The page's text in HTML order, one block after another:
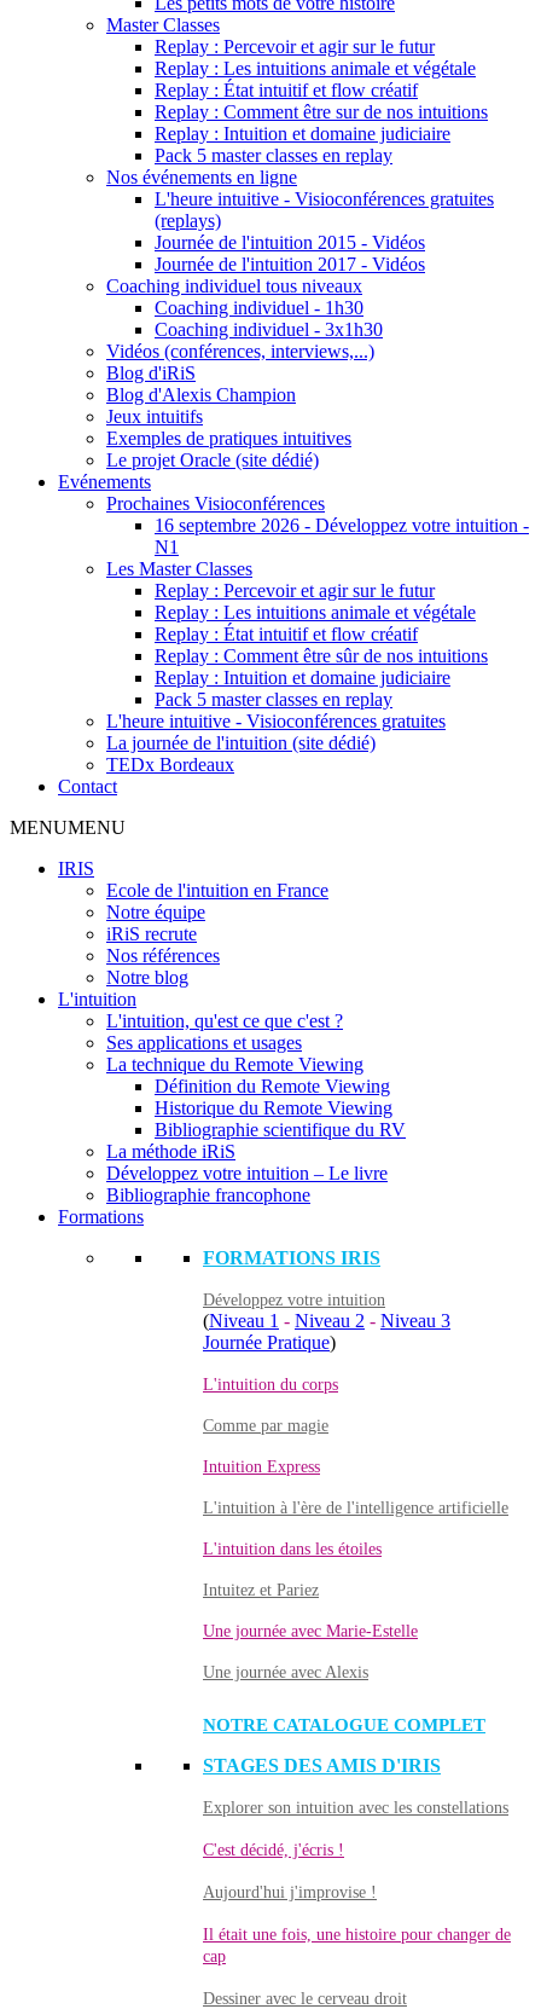
Master Classes
Replay : Percevoir et agir sur le futur
Replay : Les intuitions animale et végétale
Replay : État intuitif et flow créatif
Replay : Comment être sur de nos intuitions
Replay : Intuition et domaine judiciaire
Pack 5 master classes en replay
Nos événements en ligne
L'heure intuitive - Visioconférences gratuites
(replays)
Journée de l'intuition 2015 - Vidéos
Journée de l'intuition 2017 - Vidéos
Coaching individuel tous niveaux
Coaching individuel - 1h30
Coaching individuel - 3x1h30
Vidéos (conférences, interviews,...)
Blog d'iRiS
Blog d'Alexis Champion
Jeux intuitifs
Exemples de pratiques intuitives
Le projet Oracle (site dédié)
Evénements
Prochaines Visioconférences
16 septembre 2026 - Développez votre intuition -
N1
Les Master Classes
Replay : Percevoir et agir sur le futur
Replay : Les intuitions animale et végétale
Replay : État intuitif et flow créatif
Replay : Comment être sûr de nos intuitions
Replay : Intuition et domaine judiciaire
Pack 5 master classes en replay
L'heure intuitive - Visioconférences gratuites
La journée de l'intuition (site dédié)
TEDx Bordeaux
Contact
MENUMENU
IRIS
Ecole de l'intuition en France
Notre équipe
iRiS recrute
Nos références
Notre blog
L'intuition
L'intuition, qu'est ce que c'est ?
Ses applications et usages
La technique du Remote Viewing
Définition du Remote Viewing
Historique du Remote Viewing
Bibliographie scientifique du RV
La méthode iRiS
Développez votre intuition – Le livre
Bibliographie francophone
Formations
FORMATIONS IRIS
Développez votre intuition
(Niveau 1 - Niveau 2 - Niveau 3
Journée Pratique)
L'intuition du corps
Comme par magie
Intuition Express
L'intuition à l'ère de l'intelligence artificielle
L'intuition dans les étoiles
Intuitez et Pariez
Une journée avec Marie-Estelle
Une journée avec Alexis
NOTRE CATALOGUE COMPLET
STAGES DES AMIS D'IRIS
Explorer son intuition avec les constellations
C'est décidé, j'écris !
Aujourd'hui j'improvise !
Il était une fois, une histoire pour changer de
cap
Dessiner avec le cerveau droit